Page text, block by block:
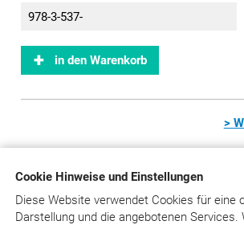
Cookie Hinweise und Einstellungen
Diese Website verwendet Cookies für eine
Darstellung und die angebotenen Services.
in den Warenkorb
>
© Asgard-